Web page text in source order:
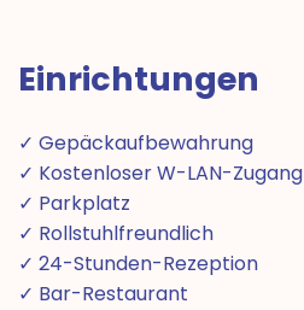
Einrichtungen
✓ Gepäckaufbewahrung
✓ Kostenloser W-LAN-Zugang
✓ Parkplatz
✓ Rollstuhlfreundlich
✓ 24-Stunden-Rezeption
✓ Bar-Restaurant